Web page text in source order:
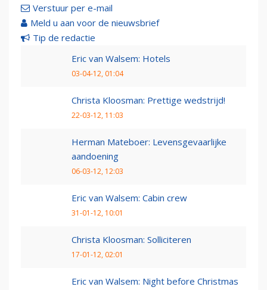
Verstuur per e-mail
Meld u aan voor de nieuwsbrief
Tip de redactie
Eric van Walsem: Hotels
03-04-12, 01:04
Christa Kloosman: Prettige wedstrijd!
22-03-12, 11:03
Herman Mateboer: Levensgevaarlijke
aandoening
06-03-12, 12:03
Eric van Walsem: Cabin crew
31-01-12, 10:01
Christa Kloosman: Solliciteren
17-01-12, 02:01
Eric van Walsem: Night before Christmas